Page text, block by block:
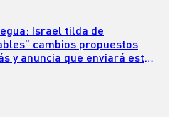
Israel tilda de
cambios propuestos
y anuncia que enviará este